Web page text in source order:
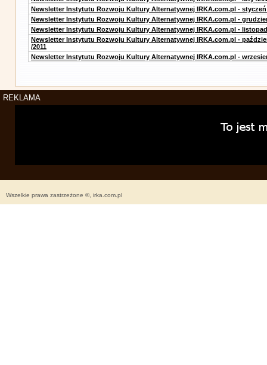
Newsletter Instytutu Rozwoju Kultury Alternatywnej IRKA.com.pl - styczeń
Newsletter Instytutu Rozwoju Kultury Alternatywnej IRKA.com.pl -
Newsletter Instytutu Rozwoju Kultury Alternatywnej IRKA.com.pl - listopad
Newsletter Instytutu Rozwoju Kultury Alternatywnej IRKA.com.pl -
/2011
Newsletter Instytutu Rozwoju Kultury Alternatywnej IRKA.com.pl -
REKLAMA
Wszelkie prawa zastrzeżone ©, irka.com.pl